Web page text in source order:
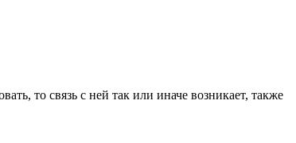
то связь с ней так или иначе возникает, также